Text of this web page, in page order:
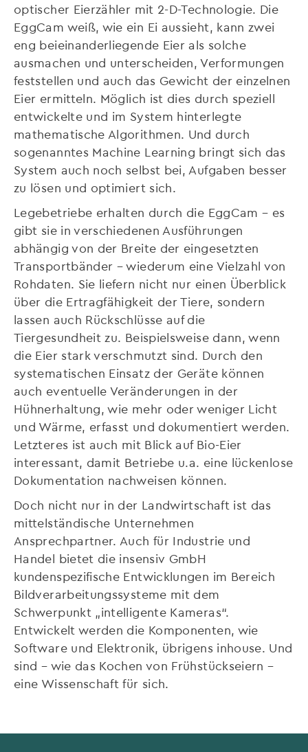
optischer Eierzähler mit 2-D-Technologie. Die
EggCam weiß, wie ein Ei aussieht, kann zwei
eng beieinanderliegende Eier als solche
ausmachen und unterscheiden, Verformungen
feststellen und auch das Gewicht der einzelnen
Eier ermitteln. Möglich ist dies durch speziell
entwickelte und im System hinterlegte
mathematische Algorithmen. Und durch
sogenanntes Machine Learning bringt sich das
System auch noch selbst bei, Aufgaben besser
zu lösen und optimiert sich.
Legebetriebe erhalten durch die EggCam – es
gibt sie in verschiedenen Ausführungen
abhängig von der Breite der eingesetzten
Transportbänder – wiederum eine Vielzahl von
Rohdaten. Sie liefern nicht nur einen Überblick
über die Ertragfähigkeit der Tiere, sondern
lassen auch Rückschlüsse auf die
Tiergesundheit zu. Beispielsweise dann, wenn
die Eier stark verschmutzt sind. Durch den
systematischen Einsatz der Geräte können
auch eventuelle Veränderungen in der
Hühnerhaltung, wie mehr oder weniger Licht
und Wärme, erfasst und dokumentiert werden.
Letzteres ist auch mit Blick auf Bio-Eier
interessant, damit Betriebe u.a. eine lückenlose
Dokumentation nachweisen können.
Doch nicht nur in der Landwirtschaft ist das
mittelständische Unternehmen
Ansprechpartner. Auch für Industrie und
Handel bietet die insensiv GmbH
kundenspezifische Entwicklungen im Bereich
Bildverarbeitungssysteme mit dem
Schwerpunkt „intelligente Kameras“.
Entwickelt werden die Komponenten, wie
Software und Elektronik, übrigens inhouse. Und
sind – wie das Kochen von Frühstückseiern –
eine Wissenschaft für sich.